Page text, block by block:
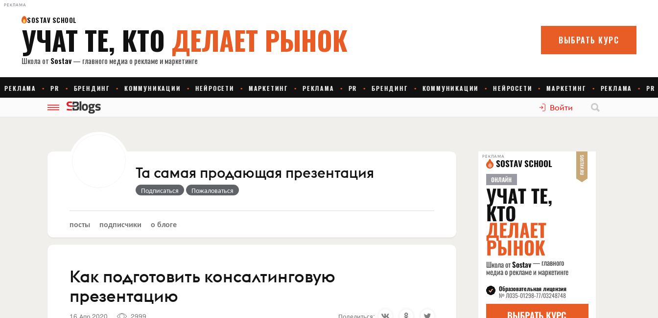
РЕКЛАМА
Войти
Та самая продающая презентация
Подписаться Пожаловаться
посты подписчики о блоге
Как подготовить консалтинговую
презентацию
16 Апр 2020 2999 Поделиться:
РЕКЛАМА